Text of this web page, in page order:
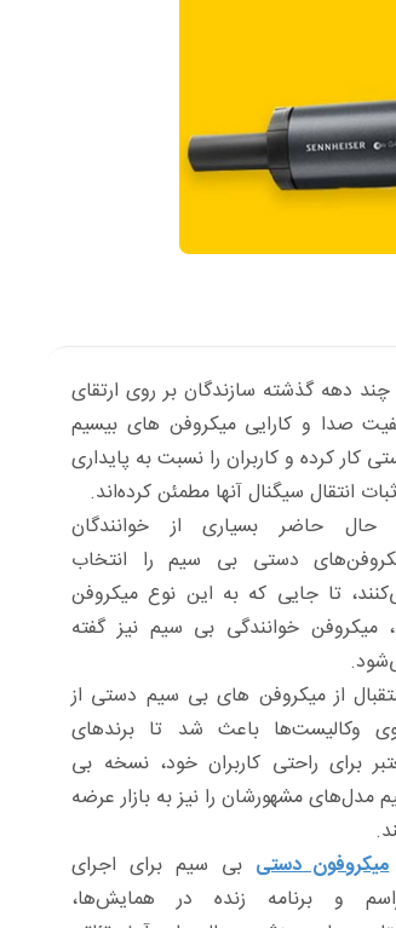
چند دهه گذشته سازندگان بر روی ارتقای
صدا و کارایی میکروفن های بیسیم
کار کرده و کاربران را نسبت به پایداری
انتقال سیگنال آنها مطمئن کرده‌اند.
حال حاضر بسیاری از خوانندگان
دستی بی سیم را انتخاب
تا جایی که به این نوع میکروفن
میکروفن خوانندگی بی سیم نیز گفته
از میکروفن های بی سیم دستی از
وکالیست‌ها باعث شد تا برندهای
برای راحتی کاربران خود، نسخه بی
مدل‌های مشهورشان را نیز به بازار عرضه
میکروفون دستی بی سیم برای اجرای
و برنامه زنده در همایش‌ها،